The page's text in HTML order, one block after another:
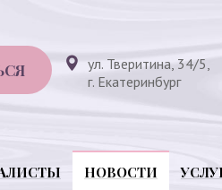
ул. Тверитина, 34/5,
г. Екатеринбург
НОВОСТИ